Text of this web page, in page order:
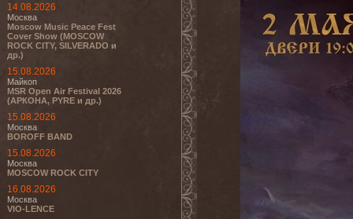
14.08.2026
Москва
Moscow Music Peace Fest
Cover Show (MOSCOW
ROCK CITY, SILVERADO и
др.)
15.08.2026
Майкоп
MSR Open Air Festival 2026
(АРКОНА, PYRE и др.)
15.08.2026
Москва
BOROFF BAND
15.08.2026
Москва
MOSCOW ROCK CITY
16.08.2026
Москва
VIO-LENCE